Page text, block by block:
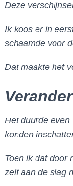
Deze
Ik koos er in
schaamde voor
Dat maakte het
Het duurde even
konden
Toen ik dat door
zelf aan de slag